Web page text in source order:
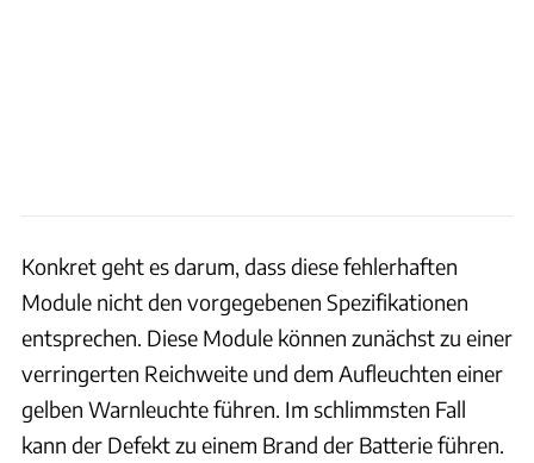
Konkret geht es darum, dass diese fehlerhaften
Module nicht den vorgegebenen Spezifikationen
entsprechen. Diese Module können zunächst zu einer
verringerten Reichweite und dem Aufleuchten einer
gelben Warnleuchte führen. Im schlimmsten Fall
kann der Defekt zu einem Brand der Batterie führen.